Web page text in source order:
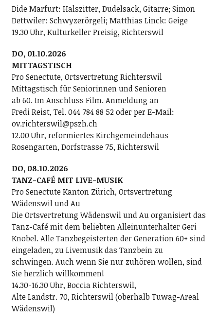
Dide Marfurt: Halszitter, Dudelsack, Gitarre; ­Simon
Dettwiler: Schwyzerörgeli; Matthias Linck: Geige
19.30 Uhr, Kulturkeller Preisig, Richterswil
DO, 01.10.2026
MITTAGSTISCH
Pro Senectute, Ortsvertretung Richterswil
Mittagstisch für Seniorinnen und Senioren
ab 60. Im Anschluss Film. Anmeldung an
Fredi Reist, Tel. 044 784 88 52 oder per E-Mail:
ov.richterswil@pszh.ch
12.00 Uhr, reformiertes Kirchgemeindehaus
Rosengarten, Dorfstrasse 75, Richterswil
DO, 08.10.2026
TANZ-CAFÉ MIT LIVE-MUSIK
Pro Senectute Kanton Zürich, Ortsvertretung
Wädenswil und Au
Die Ortsvertretung Wädenswil und Au organisiert das
Tanz-Café mit dem beliebten Alleinunterhalter Geri
Knobel. Alle Tanzbegeisterten der Generation 60+ sind
eingeladen, zu Livemusik das Tanzbein zu
schwingen. Auch wenn Sie nur zuhören wollen, sind
Sie herzlich willkommen!
14.30-16.30 Uhr, Boccia Richterswil,
Alte Landstr. 70, Richterswil (oberhalb Tuwag-Areal
Wädenswil)